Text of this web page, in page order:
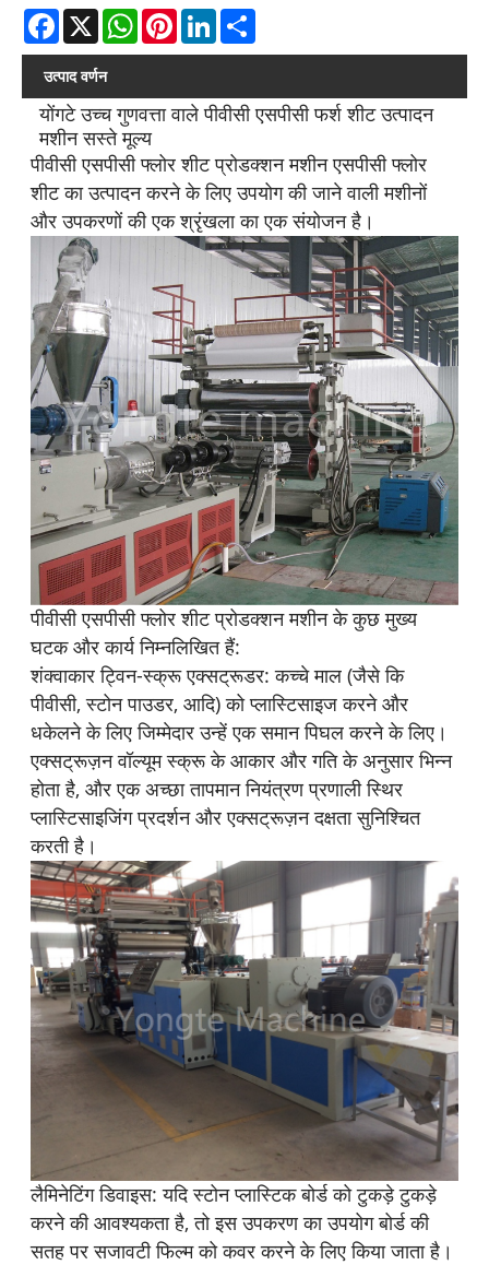
Facebook
X WhatsAppPinterestLinkedIn
उत्पाद वर्णन
योंगटे उच्च गुणवत्ता वाले पीवीसी एसपीसी फर्श शीट उत्पादन
मशीन सस्ते मूल्य
पीवीसी एसपीसी फ्लोर शीट प्रोडक्शन मशीन एसपीसी फ्लोर
शीट का उत्पादन करने के लिए उपयोग की जाने वाली मशीनों
और उपकरणों की एक श्रृंखला का एक संयोजन है।
पीवीसी एसपीसी फ्लोर शीट प्रोडक्शन मशीन के कुछ मुख्य
घटक और कार्य निम्नलिखित हैं:
शंक्वाकार ट्विन-स्क्रू एक्सट्रूडर: कच्चे माल (जैसे कि
पीवीसी, स्टोन पाउडर, आदि) को प्लास्टिसाइज करने और
धकेलने के लिए जिम्मेदार उन्हें एक समान पिघल करने के लिए।
एक्सट्रूज़न वॉल्यूम स्क्रू के आकार और गति के अनुसार भिन्न
होता है, और एक अच्छा तापमान नियंत्रण प्रणाली स्थिर
प्लास्टिसाइजिंग प्रदर्शन और एक्सट्रूज़न दक्षता सुनिश्चित
करती है।
लैमिनेटिंग डिवाइस: यदि स्टोन प्लास्टिक बोर्ड को टुकड़े टुकड़े
करने की आवश्यकता है, तो इस उपकरण का उपयोग बोर्ड की
सतह पर सजावटी फिल्म को कवर करने के लिए किया जाता है।